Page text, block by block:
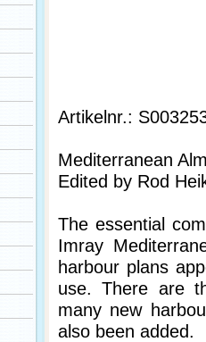
Artikelnr.:
Mediterranean
Edited by Rod
The essential
Imray
harbour plans
use. There are
many new
also been added.